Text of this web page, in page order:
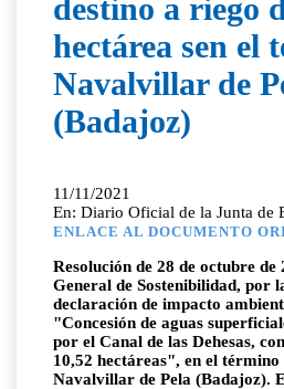
destino a riego
hectárea sen el
Navalvillar de
(Badajoz)
11/11/2021
En: Diario Oficial de la Junta de
ENLACE AL DOCUMENTO
Resolución de 28 de octubre
General de Sostenibilidad, por
declaración de impacto
"Concesión de aguas
por el Canal de las Dehesas,
10,52 hectáreas", en el
Navalvillar de Pela (Badajoz).